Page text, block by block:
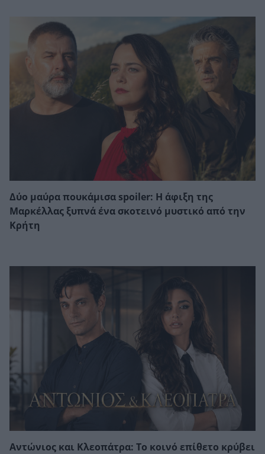
Δύο μαύρα πουκάμισα spoiler: Η άφιξη της
Μαρκέλλας ξυπνά ένα σκοτεινό μυστικό από την
Κρήτη
Αντώνιος και Κλεοπάτρα: Το κοινό επίθετο κρύβει